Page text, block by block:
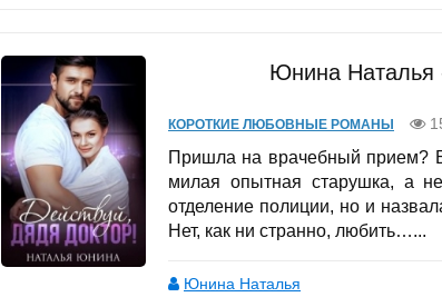
Юнина Наталья
КОРОТКИЕ ЛЮБОВНЫЕ РОМАНЫ
Пришла на врачебный прием?
милая опытная старушка, а
отделение полиции, но и
Нет, как ни странно, любить…...
Юнина Наталья